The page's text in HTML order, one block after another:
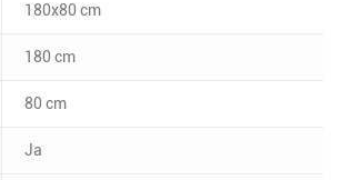
180x80 cm
180 cm
80 cm
Ja